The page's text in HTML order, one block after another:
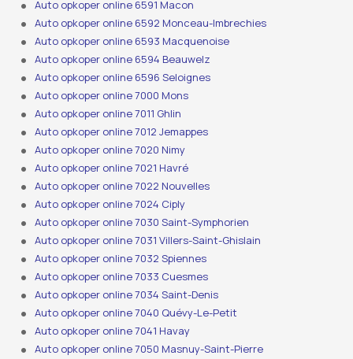
Auto opkoper online 6591 Macon
Auto opkoper online 6592 Monceau-Imbrechies
Auto opkoper online 6593 Macquenoise
Auto opkoper online 6594 Beauwelz
Auto opkoper online 6596 Seloignes
Auto opkoper online 7000 Mons
Auto opkoper online 7011 Ghlin
Auto opkoper online 7012 Jemappes
Auto opkoper online 7020 Nimy
Auto opkoper online 7021 Havré
Auto opkoper online 7022 Nouvelles
Auto opkoper online 7024 Ciply
Auto opkoper online 7030 Saint-Symphorien
Auto opkoper online 7031 Villers-Saint-Ghislain
Auto opkoper online 7032 Spiennes
Auto opkoper online 7033 Cuesmes
Auto opkoper online 7034 Saint-Denis
Auto opkoper online 7040 Quévy-Le-Petit
Auto opkoper online 7041 Havay
Auto opkoper online 7050 Masnuy-Saint-Pierre